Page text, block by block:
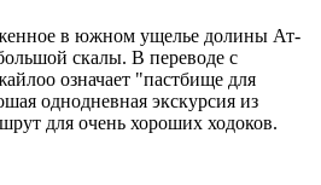
в южном ущелье долины Ат-
скалы. В переводе с
означает "пастбище для
однодневная экскурсия из
для очень хороших ходоков.